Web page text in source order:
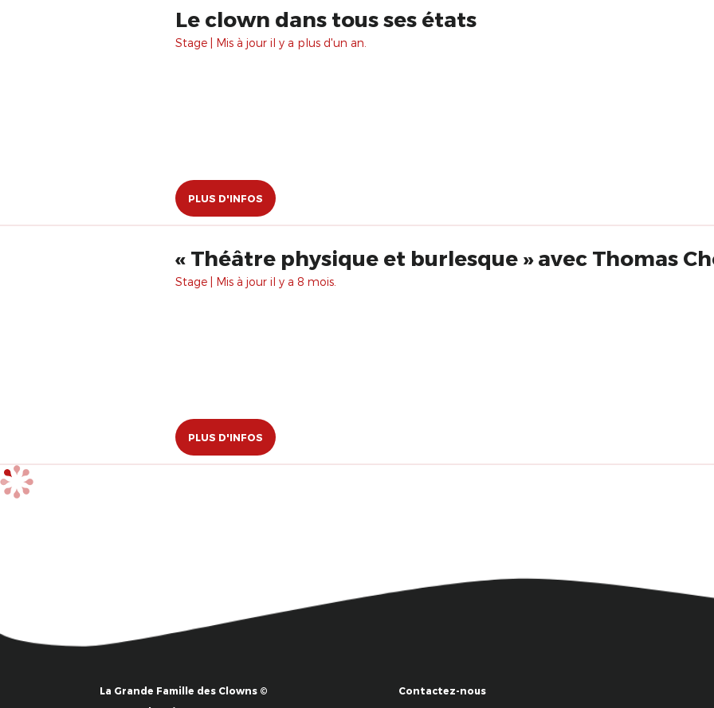
Le clown dans tous ses états
Stage | Mis à jour il y a plus d'un an.
PLUS D'INFOS
« Théâtre physique et burlesque » avec Thomas
Stage | Mis à jour il y a 8 mois.
PLUS D'INFOS
La Grande Famille des Clowns ©
Contactez-nous